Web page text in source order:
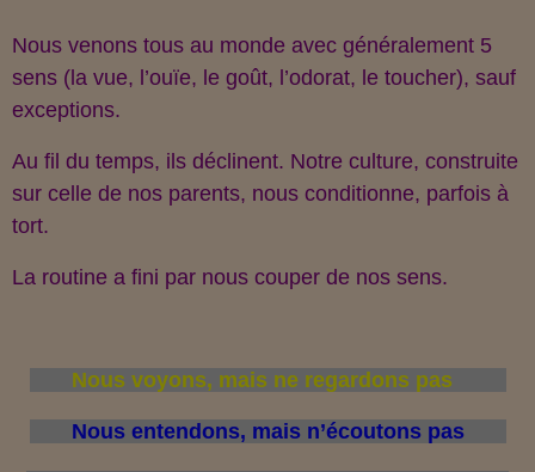
Nous venons tous au monde avec généralement 5
sens (la vue, l’ouïe, le goût, l’odorat, le toucher), sauf
exceptions.
Au fil du temps, ils déclinent. Notre culture, construite
sur celle de nos parents, nous conditionne, parfois à
tort.
La routine a fini par nous couper de nos sens.
Nous voyons, mais ne regardons pas
Nous entendons, mais n’écoutons pas